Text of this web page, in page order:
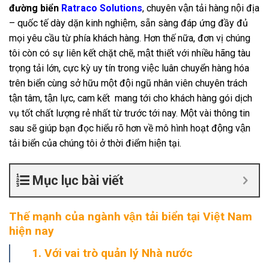
đường biển Ratraco Solutions, chuyên vận tải hàng nội địa
– quốc tế dày dặn kinh nghiệm, sẵn sàng đáp ứng đầy đủ
mọi yêu cầu từ phía khách hàng. Hơn thế nữa, đơn vị chúng
tôi còn có sự liên kết chặt chẽ, mật thiết với nhiều hãng tàu
trọng tải lớn, cực kỳ uy tín trong việc luân chuyển hàng hóa
trên biển cùng sở hữu một đội ngũ nhân viên chuyên trách
tận tâm, tận lực, cam kết mang tới cho khách hàng gói dịch
vụ tốt chất lượng rẻ nhất từ trước tới nay. Một vài thông tin
sau sẽ giúp bạn đọc hiểu rõ hơn về mô hình hoạt động vận
tải biển của chúng tôi ở thời điểm hiện tại.
Mục lục bài viết
Thế mạnh của ngành vận tải biển tại Việt Nam
hiện nay
1. Với vai trò quản lý Nhà nước